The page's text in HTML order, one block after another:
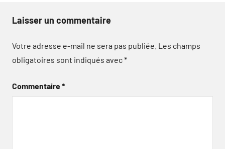
Laisser un commentaire
Votre adresse e-mail ne sera pas publiée. Les champs
obligatoires sont indiqués avec*
Commentaire*